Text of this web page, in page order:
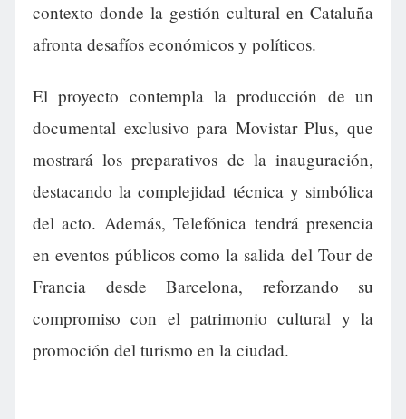
contexto donde la gestión cultural en Cataluña
afronta desafíos económicos y políticos.
El proyecto contempla la producción de un
documental exclusivo para Movistar Plus, que
mostrará los preparativos de la inauguración,
destacando la complejidad técnica y simbólica
del acto. Además, Telefónica tendrá presencia
en eventos públicos como la salida del Tour de
Francia desde Barcelona, reforzando su
compromiso con el patrimonio cultural y la
promoción del turismo en la ciudad.